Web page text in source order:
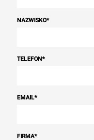
NAZWISKO*
TELEFON*
EMAIL*
FIRMA*